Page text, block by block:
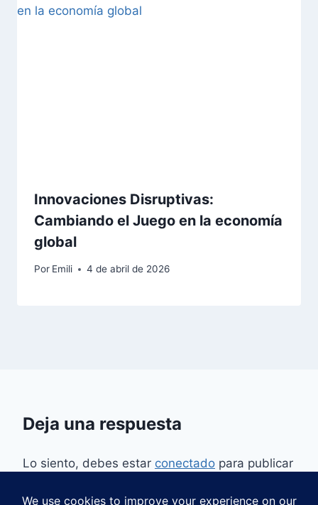
Innovaciones Disruptivas:
Cambiando el Juego en la economía
global
Por Emili 4 de abril de 2026
Deja una respuesta
Lo siento, debes estar conectado para publicar